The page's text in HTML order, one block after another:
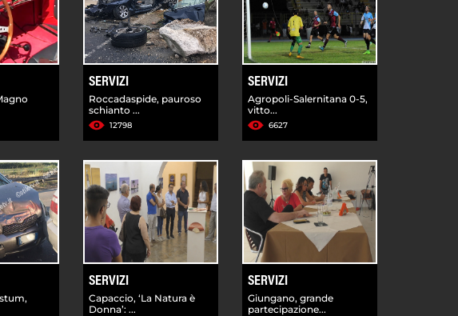
SERVIZI
Roccadaspide, pauroso
schianto ...
12798
SERVIZI
Agropoli-Salernitana 0-5,
vitto...
6627
SERVIZI
Capaccio, ‘La Natura è
Donna’: ...
SERVIZI
Giungano, grande
partecipazione...